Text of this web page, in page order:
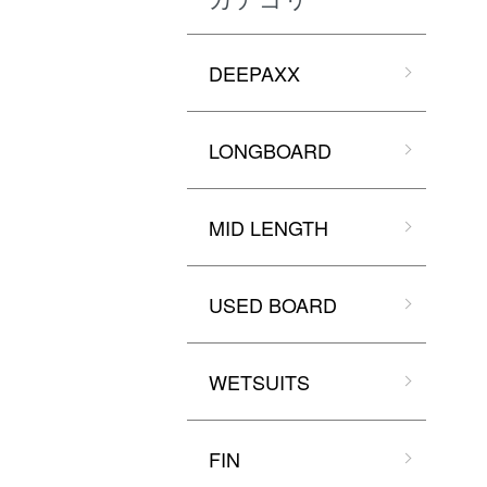
DEEPAXX
LONGBOARD
MID LENGTH
USED BOARD
WETSUITS
FIN